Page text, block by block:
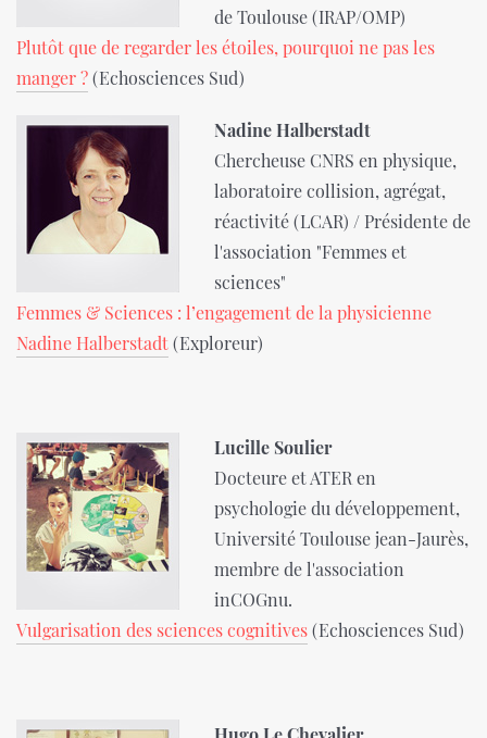
de Toulouse (IRAP/OMP)
Plutôt que de regarder les étoiles, pourquoi ne pas les
manger ?(Echosciences Sud)
Nadine Halberstadt
Chercheuse CNRS en physique,
laboratoire collision, agrégat,
réactivité (LCAR) / Présidente de
l'association "Femmes et
sciences"
Femmes & Sciences : l’engagement de la physicienne
Nadine Halberstadt(Exploreur)
Lucille Soulier
Docteure et ATER en
psychologie du développement,
Université Toulouse jean-Jaurès,
membre de l'association
inCOGnu.
Vulgarisation des sciences cognitives(Echosciences Sud)